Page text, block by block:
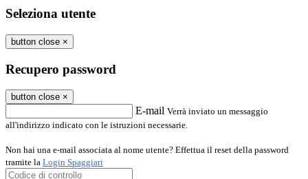
Seleziona utente
button close ×
Recupero password
button close ×
E-mail Verrà inviato un messaggio
all'indirizzo indicato con le istruzioni necessarie.
Non hai una e-mail associata al nome utente? Effettua il reset della password
tramite la Login Spaggiari